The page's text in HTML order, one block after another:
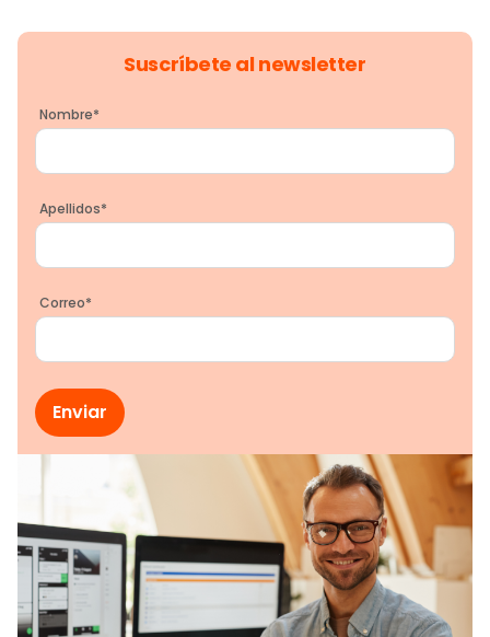
Suscríbete al newsletter
Nombre*
Apellidos*
Correo*